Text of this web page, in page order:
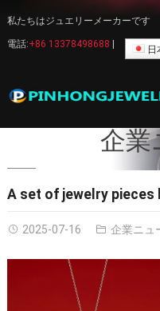
私たちはジュエリーメーカーです
電話:+86 13378498688 日
企業
A set of jewelry pieces
2025-07-16 企業ニュ